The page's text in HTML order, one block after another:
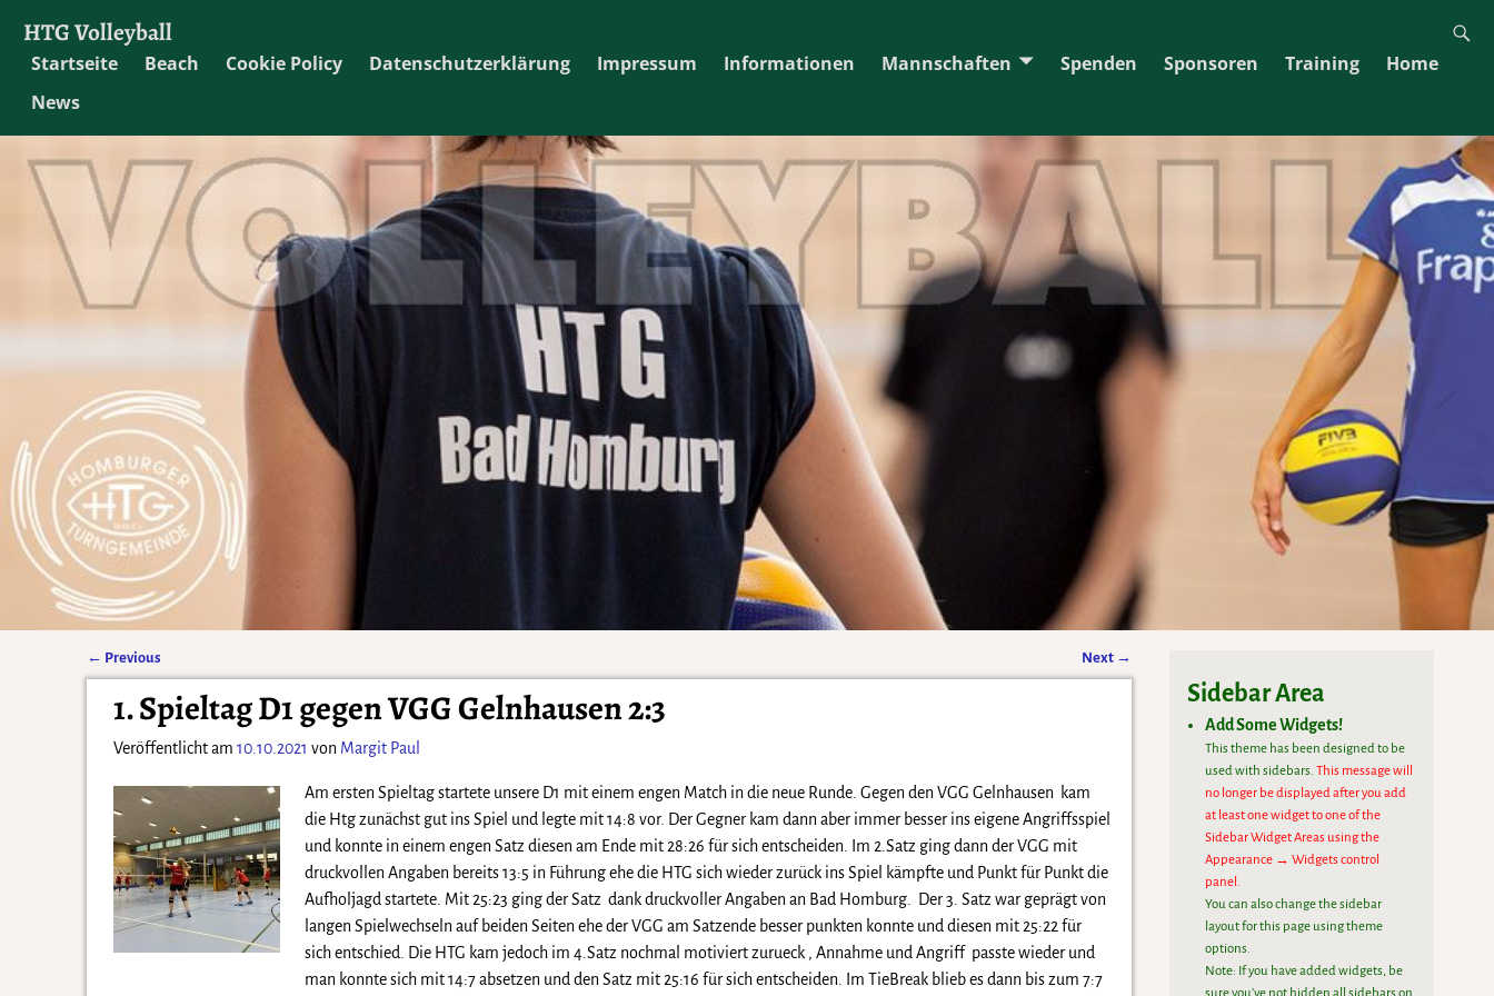
HTG Volleyball
Startseite Beach Cookie Policy Datenschutzerklärung Impressum Informationen Mannschaften Spenden Sponsoren Training
Home
News
Artikelnavigation
← Previous Next →
1. Spieltag D1 gegen VGG Gelnhausen 2:3
Veröffentlicht am 10.10.2021 von Margit Paul
Am ersten Spieltag startete unsere D1 mit einem engen Match in die neue Runde. Gegen den VGG Gelnhausen kam
die Htg zunächst gut ins Spiel und legte mit 14:8 vor. Der Gegner kam dann aber immer besser ins eigene Angriffsspiel
und konnte in einem engen Satz diesen am Ende mit 28:26 für sich entscheiden. Im 2.Satz ging dann der VGG mit
druckvollen Angaben bereits 13:5 in Führung ehe die HTG sich wieder zurück ins Spiel kämpfte und Punkt für Punkt die
Aufholjagd startete. Mit 25:23 ging der Satz dank druckvoller Angaben an Bad Homburg. Der 3. Satz war geprägt von
langen Spielwechseln auf beiden Seiten ehe der VGG am Satzende besser punkten konnte und diesen mit 25:22 für
sich entschied. Die HTG kam jedoch im 4.Satz nochmal motiviert zurueck , Annahme und Angriff passte wieder und
man konnte sich mit 14:7 absetzen und den Satz mit 25:16 für sich entscheiden. Im TieBreak blieb es dann bis zum 7:7
Sidebar Area
Add Some Widgets!
This theme has been designed to be
used with sidebars.This message will
no longer be displayed after you add
at least one widget to one of the
Sidebar Widget Areas using the
Appearance → Widgets control
panel.
You can also change the sidebar
layout for this page using theme
options.
Note: If you have added widgets, be
sure you've not hidden all sidebars on